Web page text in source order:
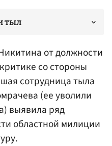
тыл
от должности
со стороны
сотрудница тыла
(ее уволили
выявила ряд
областной милиции
.